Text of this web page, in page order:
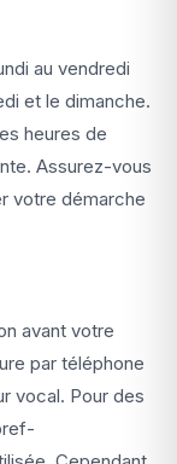
au vendredi
et le dimanche.
heures de
Assurez-vous
votre démarche
avant votre
par téléphone
vocal. Pour des